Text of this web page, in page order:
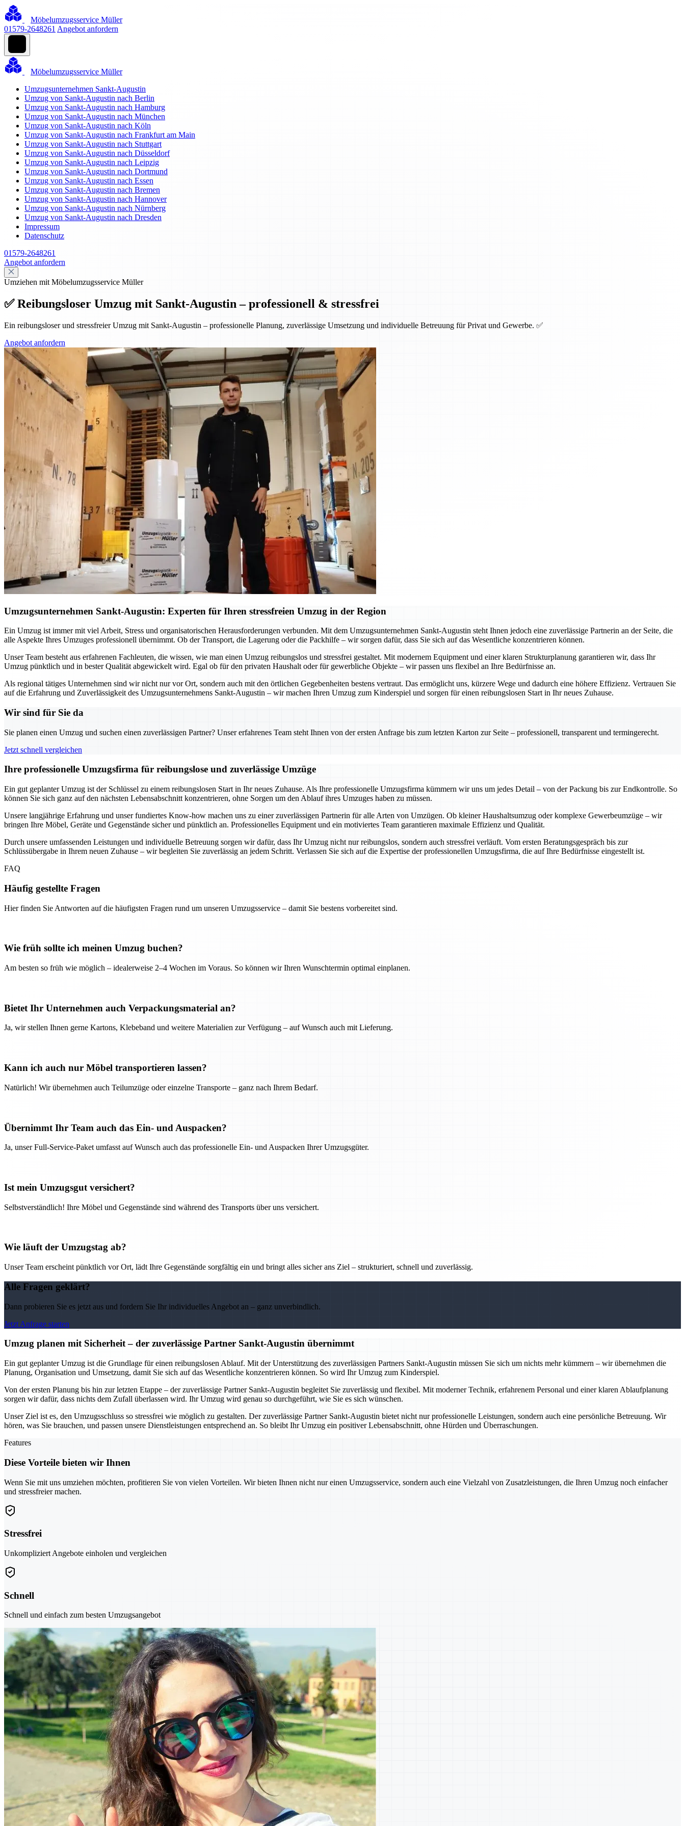
Möbelumzugsservice Müller
01579-2648261 Angebot anfordern
Möbelumzugsservice Müller
Umzugsunternehmen Sankt-Augustin
Umzug von Sankt-Augustin nach Berlin
Umzug von Sankt-Augustin nach Hamburg
Umzug von Sankt-Augustin nach München
Umzug von Sankt-Augustin nach Köln
Umzug von Sankt-Augustin nach Frankfurt am Main
Umzug von Sankt-Augustin nach Stuttgart
Umzug von Sankt-Augustin nach Düsseldorf
Umzug von Sankt-Augustin nach Leipzig
Umzug von Sankt-Augustin nach Dortmund
Umzug von Sankt-Augustin nach Essen
Umzug von Sankt-Augustin nach Bremen
Umzug von Sankt-Augustin nach Hannover
Umzug von Sankt-Augustin nach Nürnberg
Umzug von Sankt-Augustin nach Dresden
Impressum
Datenschutz
01579-2648261
Angebot anfordern
Umziehen mit Möbelumzugsservice Müller
✅ Reibungsloser Umzug mit Sankt-Augustin – professionell & stressfrei
Ein reibungsloser und stressfreier Umzug mit Sankt-Augustin – professionelle Planung, zuverlässige Umsetzung und individuelle Betreuung für Privat und Gewerbe. ✅
Angebot anfordern
Umzugsunternehmen Sankt-Augustin: Experten für Ihren stressfreien Umzug in der Region
Ein Umzug ist immer mit viel Arbeit, Stress und organisatorischen Herausforderungen verbunden. Mit dem Umzugsunternehmen Sankt-Augustin steht Ihnen jedoch eine zuverlässige Partnerin an der Seite, die
alle Aspekte Ihres Umzuges professionell übernimmt. Ob der Transport, die Lagerung oder die Packhilfe – wir sorgen dafür, dass Sie sich auf das Wesentliche konzentrieren können.
Unser Team besteht aus erfahrenen Fachleuten, die wissen, wie man einen Umzug reibungslos und stressfrei gestaltet. Mit modernem Equipment und einer klaren Strukturplanung garantieren wir, dass Ihr
Umzug pünktlich und in bester Qualität abgewickelt wird. Egal ob für den privaten Haushalt oder für gewerbliche Objekte – wir passen uns flexibel an Ihre Bedürfnisse an.
Als regional tätiges Unternehmen sind wir nicht nur vor Ort, sondern auch mit den örtlichen Gegebenheiten bestens vertraut. Das ermöglicht uns, kürzere Wege und dadurch eine höhere Effizienz. Vertrauen Sie
auf die Erfahrung und Zuverlässigkeit des Umzugsunternehmens Sankt-Augustin – wir machen Ihren Umzug zum Kinderspiel und sorgen für einen reibungslosen Start in Ihr neues Zuhause.
Wir sind für Sie da
Sie planen einen Umzug und suchen einen zuverlässigen Partner? Unser erfahrenes Team steht Ihnen von der ersten Anfrage bis zum letzten Karton zur Seite – professionell, transparent und termingerecht.
Jetzt schnell vergleichen
Ihre professionelle Umzugsfirma für reibungslose und zuverlässige Umzüge
Ein gut geplanter Umzug ist der Schlüssel zu einem reibungslosen Start in Ihr neues Zuhause. Als Ihre professionelle Umzugsfirma kümmern wir uns um jedes Detail – von der Packung bis zur Endkontrolle. So
können Sie sich ganz auf den nächsten Lebensabschnitt konzentrieren, ohne Sorgen um den Ablauf ihres Umzuges haben zu müssen.
Unsere langjährige Erfahrung und unser fundiertes Know-how machen uns zu einer zuverlässigen Partnerin für alle Arten von Umzügen. Ob kleiner Haushaltsumzug oder komplexe Gewerbeumzüge – wir
bringen Ihre Möbel, Geräte und Gegenstände sicher und pünktlich an. Professionelles Equipment und ein motiviertes Team garantieren maximale Effizienz und Qualität.
Durch unsere umfassenden Leistungen und individuelle Betreuung sorgen wir dafür, dass Ihr Umzug nicht nur reibungslos, sondern auch stressfrei verläuft. Vom ersten Beratungsgespräch bis zur
Schlüssübergabe in Ihrem neuen Zuhause – wir begleiten Sie zuverlässig an jedem Schritt. Verlassen Sie sich auf die Expertise der professionellen Umzugsfirma, die auf Ihre Bedürfnisse eingestellt ist.
FAQ
Häufig gestellte Fragen
Hier finden Sie Antworten auf die häufigsten Fragen rund um unseren Umzugsservice – damit Sie bestens vorbereitet sind.
Wie früh sollte ich meinen Umzug buchen?
Am besten so früh wie möglich – idealerweise 2–4 Wochen im Voraus. So können wir Ihren Wunschtermin optimal einplanen.
Bietet Ihr Unternehmen auch Verpackungsmaterial an?
Ja, wir stellen Ihnen gerne Kartons, Klebeband und weitere Materialien zur Verfügung – auf Wunsch auch mit Lieferung.
Kann ich auch nur Möbel transportieren lassen?
Natürlich! Wir übernehmen auch Teilumzüge oder einzelne Transporte – ganz nach Ihrem Bedarf.
Übernimmt Ihr Team auch das Ein- und Auspacken?
Ja, unser Full-Service-Paket umfasst auf Wunsch auch das professionelle Ein- und Auspacken Ihrer Umzugsgüter.
Ist mein Umzugsgut versichert?
Selbstverständlich! Ihre Möbel und Gegenstände sind während des Transports über uns versichert.
Wie läuft der Umzugstag ab?
Unser Team erscheint pünktlich vor Ort, lädt Ihre Gegenstände sorgfältig ein und bringt alles sicher ans Ziel – strukturiert, schnell und zuverlässig.
Alle Fragen geklärt?
Dann probieren Sie es jetzt aus und fordern Sie Ihr individuelles Angebot an – ganz unverbindlich.
Jetzt Anfrage starten
Umzug planen mit Sicherheit – der zuverlässige Partner Sankt-Augustin übernimmt
Ein gut geplanter Umzug ist die Grundlage für einen reibungslosen Ablauf. Mit der Unterstützung des zuverlässigen Partners Sankt-Augustin müssen Sie sich um nichts mehr kümmern – wir übernehmen die
Planung, Organisation und Umsetzung, damit Sie sich auf das Wesentliche konzentrieren können. So wird Ihr Umzug zum Kinderspiel.
Von der ersten Planung bis hin zur letzten Etappe – der zuverlässige Partner Sankt-Augustin begleitet Sie zuverlässig und flexibel. Mit moderner Technik, erfahrenem Personal und einer klaren Ablaufplanung
sorgen wir dafür, dass nichts dem Zufall überlassen wird. Ihr Umzug wird genau so durchgeführt, wie Sie es sich wünschen.
Unser Ziel ist es, den Umzugsschluss so stressfrei wie möglich zu gestalten. Der zuverlässige Partner Sankt-Augustin bietet nicht nur professionelle Leistungen, sondern auch eine persönliche Betreuung. Wir
hören, was Sie brauchen, und passen unsere Dienstleistungen entsprechend an. So bleibt Ihr Umzug ein positiver Lebensabschnitt, ohne Hürden und Überraschungen.
Features
Diese Vorteile bieten wir Ihnen
Wenn Sie mit uns umziehen möchten, profitieren Sie von vielen Vorteilen. Wir bieten Ihnen nicht nur einen Umzugsservice, sondern auch eine Vielzahl von Zusatzleistungen, die Ihren Umzug noch einfacher
und stressfreier machen.
Stressfrei
Unkompliziert Angebote einholen und vergleichen
Schnell
Schnell und einfach zum besten Umzugsangebot